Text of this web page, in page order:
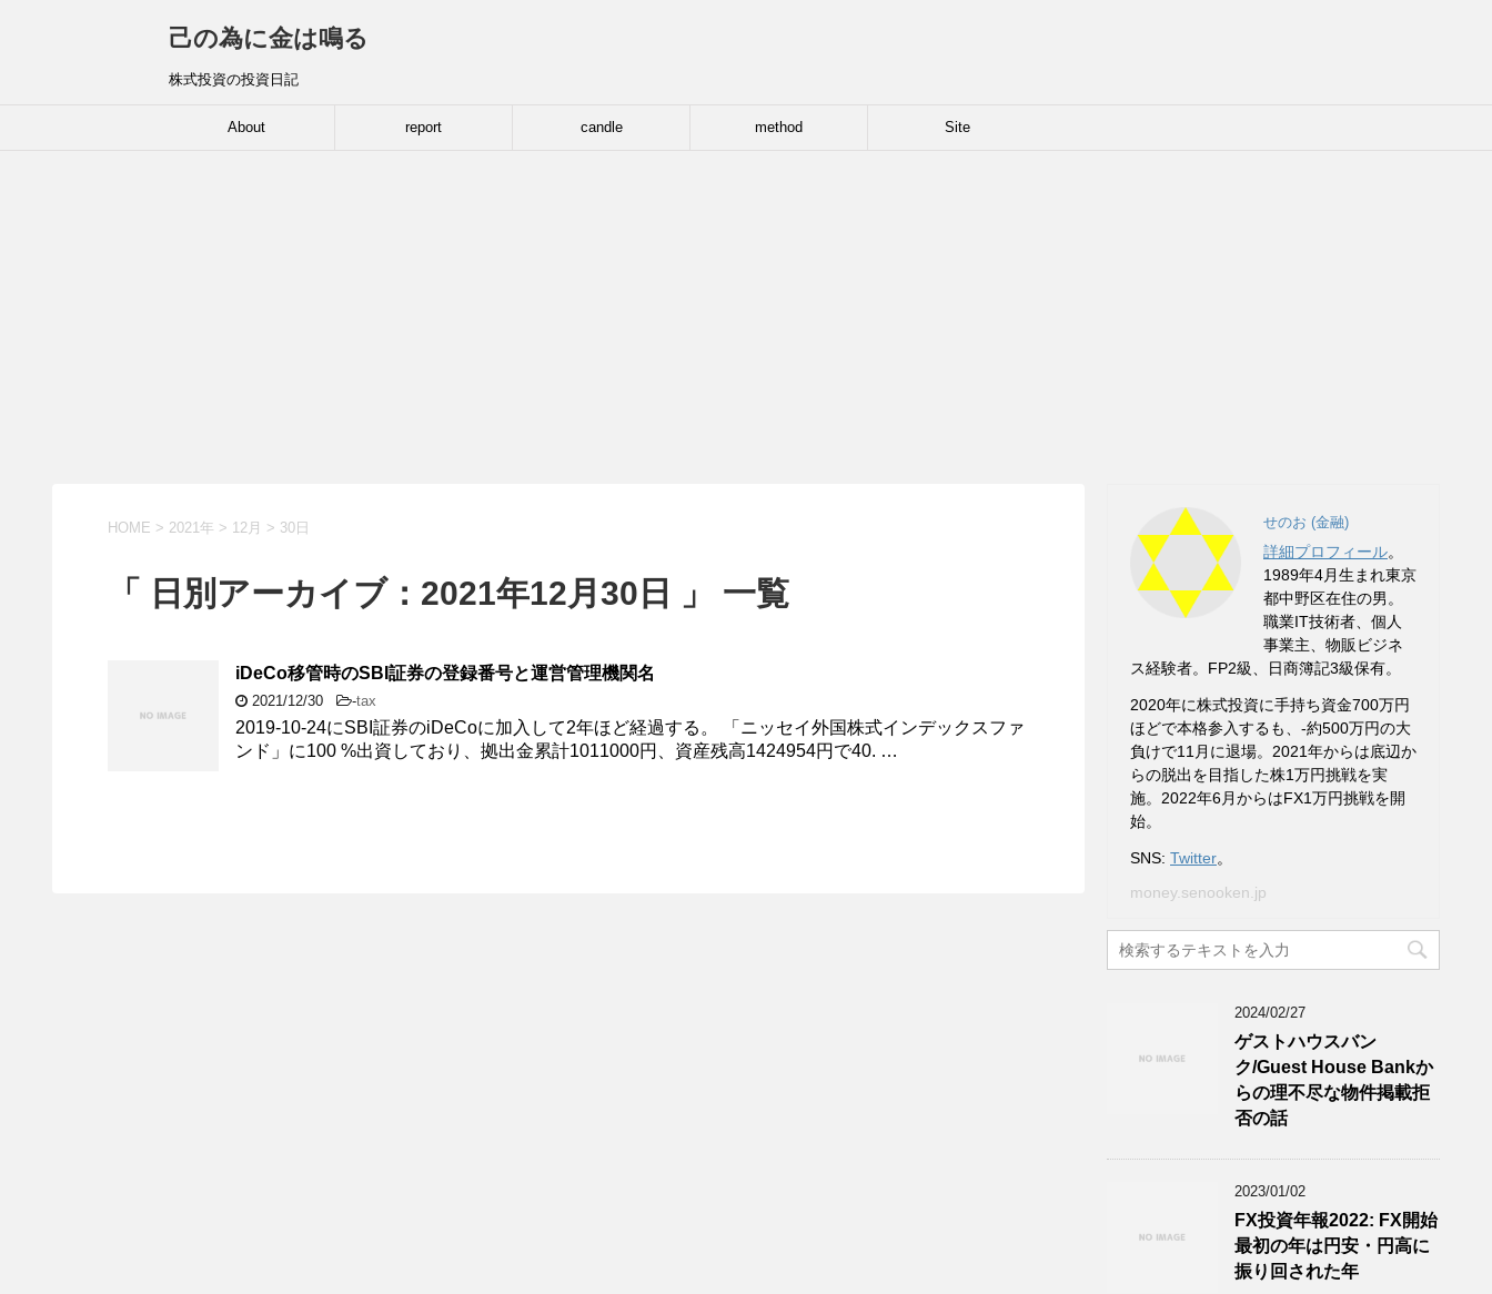
己の為に金は鳴る
株式投資の投資日記
About report candle method Site
HOME > 2021年 > 12月 > 30日
「 日別アーカイブ：2021年12月30日 」 一覧
iDeCo移管時のSBI証券の登録番号と運営管理機関名
2021/12/30 -tax
2019-10-24にSBI証券のiDeCoに加入して2年ほど経過する。 「ニッセイ外国株式インデックスファ
ンド」に100 %出資しており、拠出金累計1011000円、資産残高1424954円で40. …
せのお (金融)
詳細プロフィール。
1989年4月生まれ東京
都中野区在住の男。
職業IT技術者、個人
事業主、物販ビジネ
ス経験者。FP2級、日商簿記3級保有。
2020年に株式投資に手持ち資金700万円
ほどで本格参入するも、-約500万円の大
負けで11月に退場。2021年からは底辺か
らの脱出を目指した株1万円挑戦を実
施。2022年6月からはFX1万円挑戦を開
始。
SNS: Twitter。
money.senooken.jp
2024/02/27
ゲストハウスバン
ク/Guest House Bankか
らの理不尽な物件掲載拒
否の話
2023/01/02
FX投資年報2022: FX開始
最初の年は円安・円高に
振り回された年